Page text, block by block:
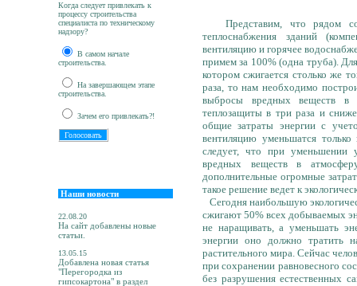
Когда следует привлекать к
процессу строительства
специалиста по техническому
надзору?
В самом начале
строительства.
На завершающем этапе
строительства.
Зачем его привлекать?!
Наши новости
22.08.20
На сайт добавлены новые
статьи.
13.05.15
Добавлена новая статья
"Перегородка из
гипсокартона" в раздел
Представим, что рядом со
теплоснабжения зданий
вентиляцию и горячее
примем за 100% (одна труба).
котором сжигается столько же
раза, то нам необходимо
выбросы вредных веществ в
теплозащиты в три раза и
общие затраты энергии с
вентиляцию уменьшатся
следует, что при уменьшении
вредных веществ в
дополнительные огромные
такое решение ведет к
Сегодня наибольшую
сжигают 50% всех добываемых
не наращивать, а уменьшать
энергии оно должно тратить
растительного мира. Сейчас
при сохранении равновесного
без разрушения естественных